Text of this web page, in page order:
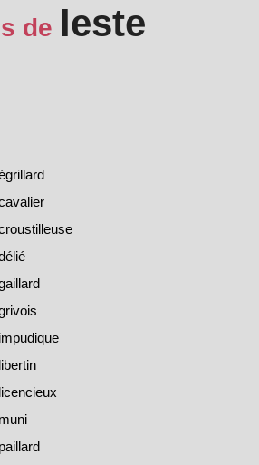
de leste
impudique
libertin
licencieux
muni
paillard